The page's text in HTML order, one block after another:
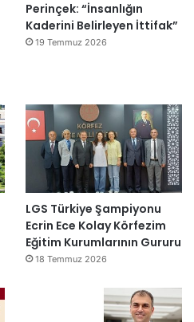
Perinçek: “İnsanlığın
Kaderini Belirleyen İttifak”
19 Temmuz 2026
LGS Türkiye Şampiyonu
Ecrin Ece Kolay Körfezim
Eğitim Kurumlarının Gururu
18 Temmuz 2026